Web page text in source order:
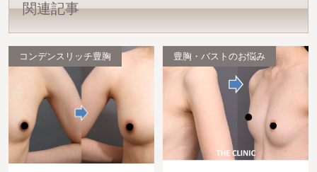
関連記事
コンデンスリッチ豊胸 豊胸・バストのお悩み